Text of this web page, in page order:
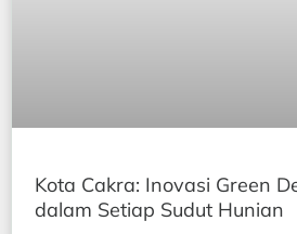
Kota Cakra: Inovasi Green
dalam Setiap Sudut Hunian